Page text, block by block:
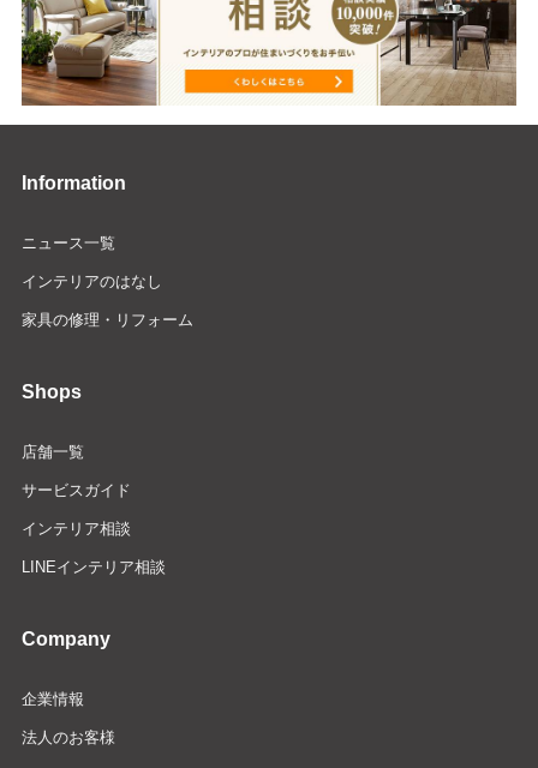
Information
ニュース一覧
インテリアのはなし
家具の修理・リフォーム
Shops
店舗一覧
サービスガイド
インテリア相談
LINEインテリア相談
Company
企業情報
法人のお客様